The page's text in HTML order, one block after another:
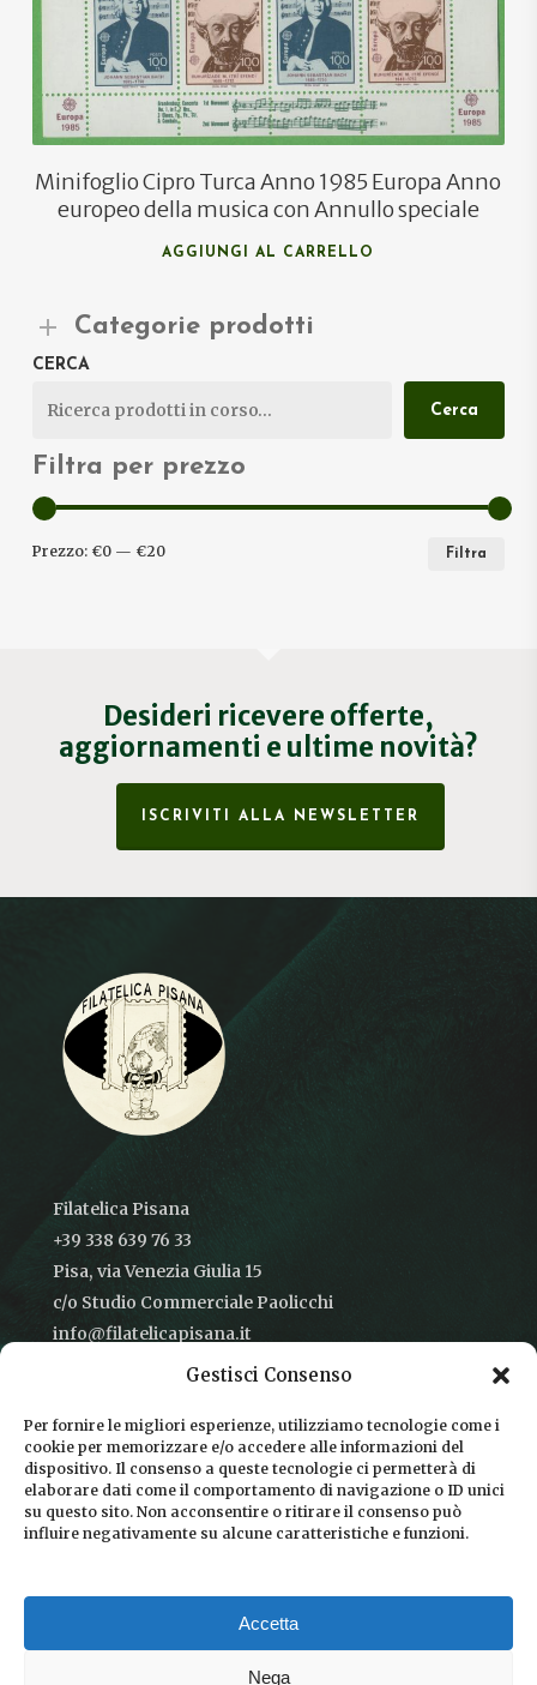
Gestisci Consenso
Per fornire le migliori esperienze, utilizziamo tecnologie come i
cookie per memorizzare e/o accedere alle informazioni del
dispositivo. Il consenso a queste tecnologie ci permetterà di
elaborare dati come il comportamento di navigazione o ID unici
su questo sito. Non acconsentire o ritirare il consenso può
influire negativamente su alcune caratteristiche e funzioni.
Accetta
Nega
Minifoglio Cipro Turca Anno 1985 Europa Anno
europeo della musica con Annullo speciale
AGGIUNGI AL CARRELLO
Categorie prodotti
CERCA
Cerca
Filtra per prezzo
Filtra
Prezzo: €0— €20
Desideri ricevere offerte,
aggiornamenti e ultime novità?
ISCRIVITI ALLA NEWSLETTER
Filatelica Pisana
+39 338 639 76 33
Pisa, via Venezia Giulia 15
c/o Studio Commerciale Paolicchi
info@filatelicapisana.it
CONDIZIONI DI VENDITA
INFORMATIVA SULLA PRIVACY
COOKIE POLICY